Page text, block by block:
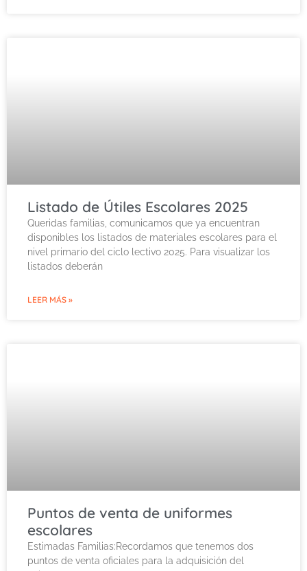
Listado de Útiles Escolares 2025
Queridas familias, comunicamos que ya encuentran
disponibles los listados de materiales escolares para el
nivel primario del ciclo lectivo 2025. Para visualizar los
listados deberán
LEER MÁS »
Puntos de venta de uniformes
escolares
Estimadas Familias:Recordamos que tenemos dos
puntos de venta oficiales para la adquisición del